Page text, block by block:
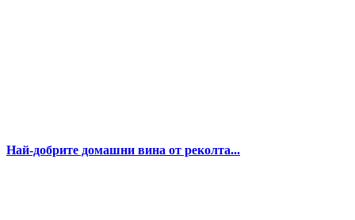
Най-добрите домашни вина от реколта...